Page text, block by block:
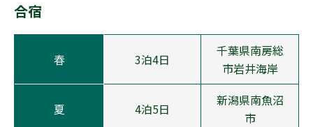
合宿
春 3泊4日
千葉県南房総
市岩井海岸
夏 4泊5日
新潟県南魚沼
市